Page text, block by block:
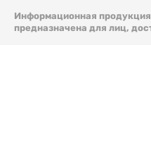
Информационная продукция
предназначена для лиц,